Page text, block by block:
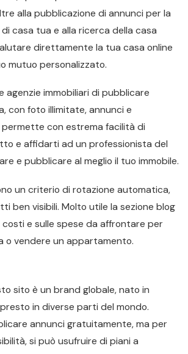
alla pubblicazione di annunci per la
casa tua e alla ricerca della casa
direttamente la tua casa online
mutuo personalizzato.
agenzie immobiliari di pubblicare
con foto illimitate, annunci e
con estrema facilità di
e affidarti ad un professionista del
e pubblicare al meglio il tuo immobile.
un criterio di rotazione automatica,
ben visibili. Molto utile la sezione blog
costi e sulle spese da affrontare per
vendere un appartamento.
sito è un brand globale, nato in
in diverse parti del mondo.
annunci gratuitamente, ma per
si può usufruire di piani a